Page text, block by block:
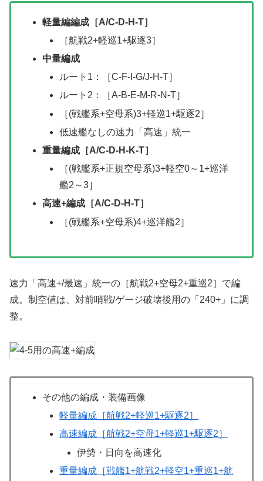
軽量編編成［A/C-D-H-T］
［航戦2+軽巡1+駆逐3］
中量編成
ルート1：［C-F-I-G/J-H-T］
ルート2：［A-B-E-M-R-N-T］
［(戦艦系+空母系)3+軽巡1+駆逐2］
低速艦なしの速力「高速」統一
重量編成［A/C-D-H-K-T］
［(戦艦系+正規空母系)3+軽空0～1+巡洋
艦2～3］
高速+編成［A/C-D-H-T］
［(戦艦系+空母系)4+巡洋艦2］
速力「高速+/最速」統一の［航戦2+空母2+重巡2］で編
成。制空値は、対前哨戦/ゲージ破壊後用の「240+」に調
整。
その他の編成・装備画像
軽量編成［航戦2+軽巡1+駆逐2］
高速編成［航戦2+空母1+軽巡1+駆逐2］
伊勢・日向を高速化
重量編成［戦艦1+航戦2+軽空1+重巡1+航